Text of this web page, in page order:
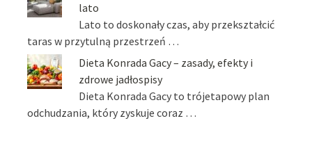
lato
Lato to doskonały czas, aby przekształcić
taras w przytulną przestrzeń …
Dieta Konrada Gacy – zasady, efekty i
zdrowe jadłospisy
Dieta Konrada Gacy to trójetapowy plan
odchudzania, który zyskuje coraz …